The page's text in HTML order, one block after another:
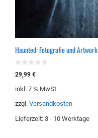
Haunted: Fotografie und Artwork
0
v
n
29,99 €
inkl. 7 % MwSt.
zzgl. Versandkosten
Lieferzeit: 3 - 10 Werktage